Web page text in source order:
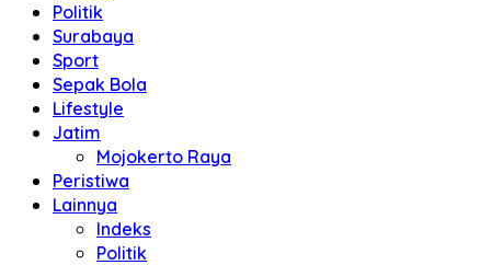
Politik
Surabaya
Sport
Sepak Bola
Lifestyle
Jatim
Mojokerto Raya
Peristiwa
Lainnya
Indeks
Politik